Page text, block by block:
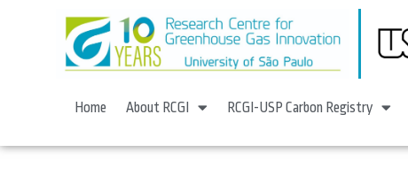
Home About RCGI RCGI-USP Carbon Registry